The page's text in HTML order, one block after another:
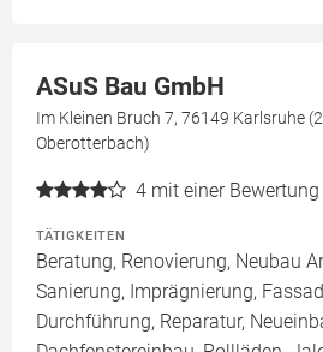
ASuS Bau GmbH
Im Kleinen Bruch 7, 76149 Karlsruhe
Oberotterbach)
4 mit einer Bewertung
TÄTIGKEITEN
Beratung, Renovierung, Neubau
Sanierung, Imprägnierung,
Durchführung, Reparatur,